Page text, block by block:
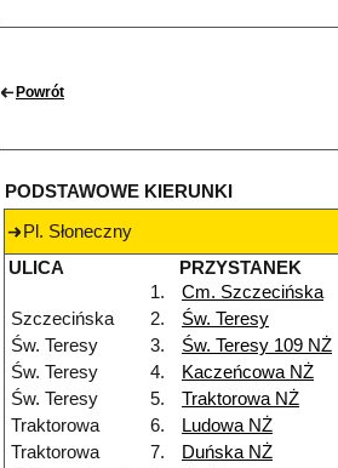
Powrót
PODSTAWOWE KIERUNKI
Pl. Słoneczny
ULICA
PRZYSTANEK
1.
Cm. Szczecińska
Szczecińska
2. Św. Teresy
Św. Teresy
3. Św. Teresy 109 NŻ
Św. Teresy
4. Kaczeńcowa NŻ
Św. Teresy
5. Traktorowa NŻ
Traktorowa
6. Ludowa NŻ
Traktorowa
7. Duńska NŻ